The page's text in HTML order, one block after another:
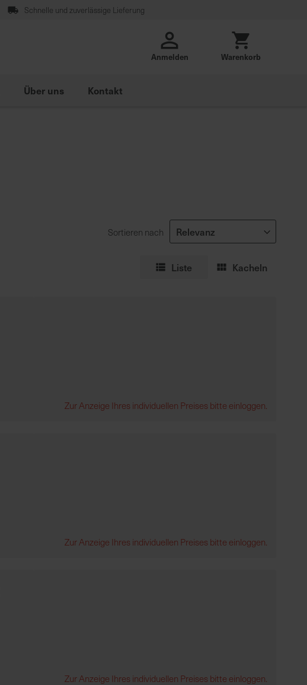
Schnelle und zuverlässige Lieferung
Anmelden Warenkorb
Über uns Kontakt
Sortieren nach
Liste Kacheln
Zur Anzeige Ihres individuellen Preises bitte einloggen.
Zur Anzeige Ihres individuellen Preises bitte einloggen.
Zur Anzeige Ihres individuellen Preises bitte einloggen.